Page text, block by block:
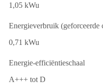
1,05 kWu
Energieverbruik (geforceerde
0,71 kWu
Energie-efficiëntieschaal
A+++ tot D